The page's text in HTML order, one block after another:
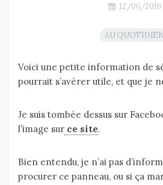
12/06/2016
AU
Voici une petite information de
pourrait s’avérer utile, et que je
Je suis tombée dessus sur
l’image sur ce site.
Bien entendu, je n’ai pas
procurer ce panneau, ou si ça